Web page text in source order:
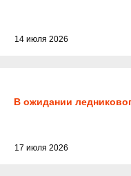
14 июля 2026
В ожидании
17 июля 2026